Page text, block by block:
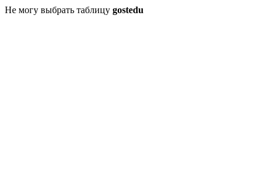
Не могу выбрать таблицу gostedu